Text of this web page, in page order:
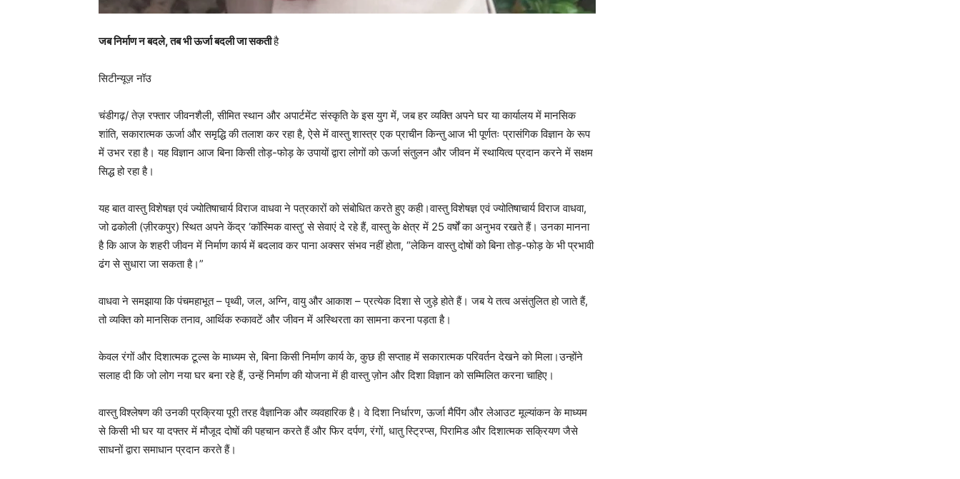
जब निर्माण न बदले, तब भी ऊर्जा बदली जा सकतीहै
सिटीन्यूज़ नॉउ
चंडीगढ़/ तेज़ रफ्तार जीवनशैली, सीमित स्थान और अपार्टमेंट संस्कृति के इस युग में, जब हर व्यक्ति अपने घर या कार्यालय में मानसिक
शांति, सकारात्मक ऊर्जा और समृद्धि की तलाश कर रहा है, ऐसे में वास्तु शास्त्र एक प्राचीन किन्तु आज भी पूर्णतः प्रासंगिक विज्ञान के रूप
में उभर रहा है। यह विज्ञान आज बिना किसी तोड़-फोड़ के उपायों द्वारा लोगों को ऊर्जा संतुलन और जीवन में स्थायित्व प्रदान करने में सक्षम
सिद्ध हो रहा है।
यह बात वास्तु विशेषज्ञ एवं ज्योतिषाचार्य विराज वाधवा ने पत्रकारों को संबोधित करते हुए कही।वास्तु विशेषज्ञ एवं ज्योतिषाचार्य विराज वाधवा,
जो ढकोली (ज़ीरकपुर) स्थित अपने केंद्र ‘कॉस्मिक वास्तु’ से सेवाएं दे रहे हैं, वास्तु के क्षेत्र में 25 वर्षों का अनुभव रखते हैं। उनका मानना
है कि आज के शहरी जीवन में निर्माण कार्य में बदलाव कर पाना अक्सर संभव नहीं होता, “लेकिन वास्तु दोषों को बिना तोड़-फोड़ के भी प्रभावी
ढंग से सुधारा जा सकता है।”
वाधवा ने समझाया कि पंचमहाभूत – पृथ्वी, जल, अग्नि, वायु और आकाश – प्रत्येक दिशा से जुड़े होते हैं। जब ये तत्व असंतुलित हो जाते हैं,
तो व्यक्ति को मानसिक तनाव, आर्थिक रुकावटें और जीवन में अस्थिरता का सामना करना पड़ता है।
केवल रंगों और दिशात्मक टूल्स के माध्यम से, बिना किसी निर्माण कार्य के, कुछ ही सप्ताह में सकारात्मक परिवर्तन देखने को मिला।उन्होंने
सलाह दी कि जो लोग नया घर बना रहे हैं, उन्हें निर्माण की योजना में ही वास्तु ज़ोन और दिशा विज्ञान को सम्मिलित करना चाहिए।
वास्तु विश्लेषण की उनकी प्रक्रिया पूरी तरह वैज्ञानिक और व्यवहारिक है। वे दिशा निर्धारण, ऊर्जा मैपिंग और लेआउट मूल्यांकन के माध्यम
से किसी भी घर या दफ्तर में मौजूद दोषों की पहचान करते हैं और फिर दर्पण, रंगों, धातु स्ट्रिप्स, पिरामिड और दिशात्मक सक्रियण जैसे
साधनों द्वारा समाधान प्रदान करते हैं।